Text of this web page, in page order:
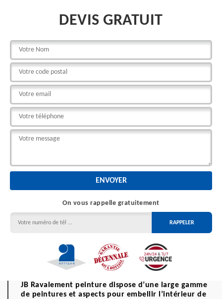
DEVIS GRATUIT
On vous rappelle gratuitement
JB Ravalement peinture dispose d’une large gamme
de peintures et aspects pour embellir l’intérieur de